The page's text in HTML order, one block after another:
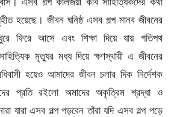
হয়েছে। জীবন ঘনিষ্ঠ এসব গল্প মানব জীবনের
ঘুরে ফিরে আসে এবং শিক্ষা দিয়ে যায় গতিপথ
মৃত্যুর মধ্য দিয়ে ক্ষণস্থায়ী এ জীবনের
হয়েও আমাদের জীবন চলার দিক নির্দেশক
প্রতি রইলো অমাদের অকৃত্রিম শ্রদ্ধা ও
যারা এসব গল্প পড়বেন তাঁরা যদি এসব গল্প পড়ে